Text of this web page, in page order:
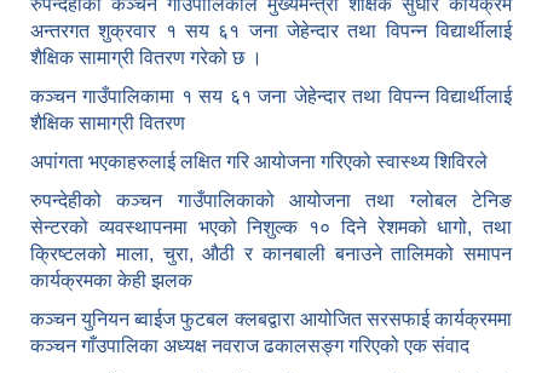
रुपन्देहीको कञ्चन गाउँपालिकाले मुख्यमन्त्री शैक्षिक सुधार कार्यक्रम
अन्तरगत शुक्रवार १ सय ६१ जना जेहेन्दार तथा विपन्न विद्यार्थीलाई
शैक्षिक सामाग्री वितरण गरेको छ ।
कञ्चन गाउँपालिकामा १ सय ६१ जना जेहेन्दार तथा विपन्न विद्यार्थीलाई
शैक्षिक सामाग्री वितरण
अपांगता भएकाहरुलाई लक्षित गरि आयोजना गरिएको स्वास्थ्य शिविरले
रुपन्देहीको कञ्चन गाउँपालिकाको आयोजना तथा ग्लोबल टेनिङ
सेन्टरको व्यवस्थापनमा भएको निशुल्क १० दिने रेशमको धागो, तथा
क्रिष्टलको माला, चुरा, औठी र कानबाली बनाउने तालिमको समापन
कार्यक्रमका केही झलक
कञ्चन युनियन ब्वाईज फुटबल क्लबद्वारा आयोजित सरसफाई कार्यक्रममा
कञ्चन गाँउपालिका अध्यक्ष नवराज ढकालसङ्ग गरिएको एक संवाद